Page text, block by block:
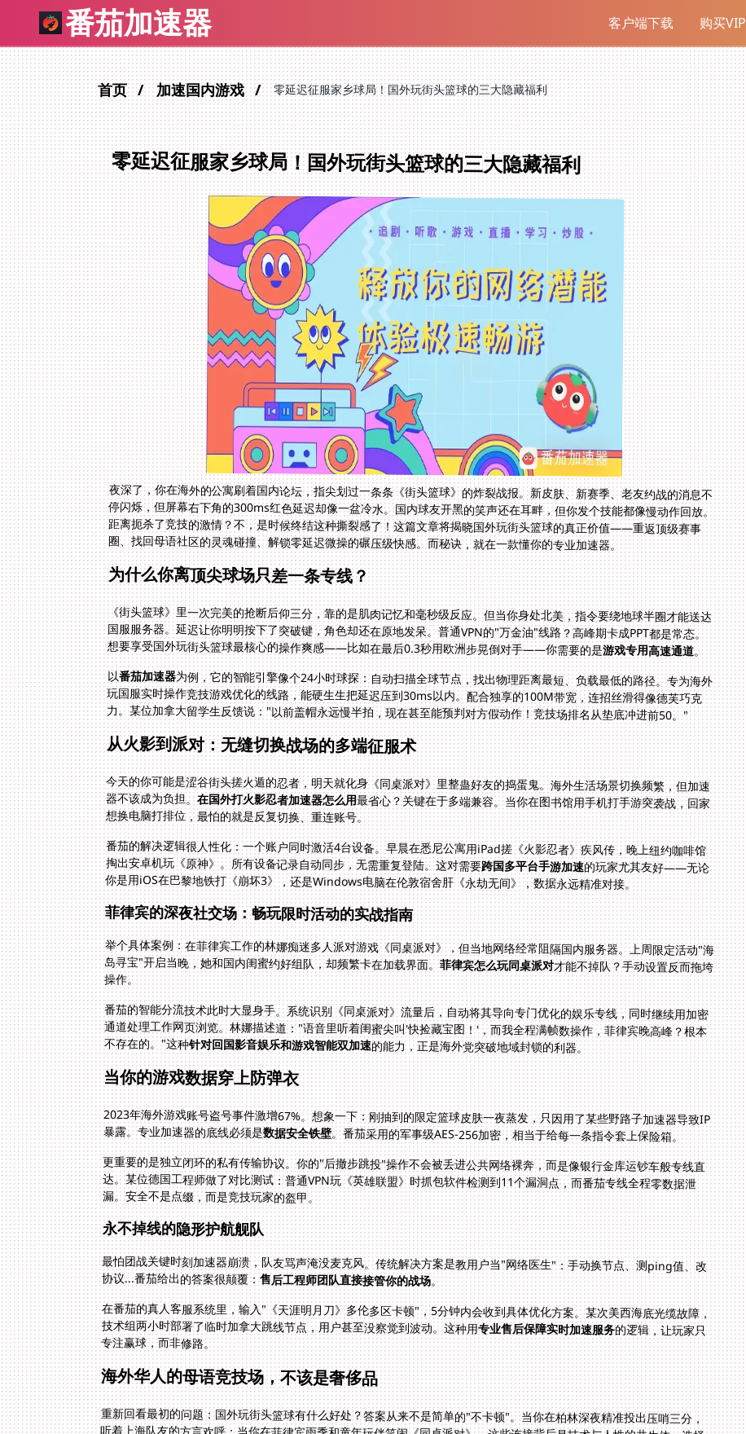
番茄加速器 客户端下载 购买VIP
首页 加速国内游戏 零延迟征服家乡球局！国外玩街头篮球的三大隐藏福利
零延迟征服家乡球局！国外玩街头篮球的三大隐藏福利
夜深了，你在海外的公寓刷着国内论坛，指尖划过一条条《街头篮球》的炸裂战报。新皮肤、新赛季、老友约战的消息不
停闪烁，但屏幕右下角的300ms红色延迟却像一盆冷水。国内球友开黑的笑声还在耳畔，但你发个技能都像慢动作回放。
距离扼杀了竞技的激情？不，是时候终结这种撕裂感了！这篇文章将揭晓国外玩街头篮球的真正价值——重返顶级赛事
圈、找回母语社区的灵魂碰撞、解锁零延迟微操的碾压级快感。而秘诀，就在一款懂你的专业加速器。
为什么你离顶尖球场只差一条专线？
《街头篮球》里一次完美的抢断后仰三分，靠的是肌肉记忆和毫秒级反应。但当你身处北美，指令要绕地球半圈才能送达
国服服务器。延迟让你明明按下了突破键，角色却还在原地发呆。普通VPN的"万金油"线路？高峰期卡成PPT都是常态。
想要享受国外玩街头篮球最核心的操作爽感——比如在最后0.3秒用欧洲步晃倒对手——你需要的是游戏专用高速通道。
以番茄加速器为例，它的智能引擎像个24小时球探：自动扫描全球节点，找出物理距离最短、负载最低的路径。专为海外
玩国服实时操作竞技游戏优化的线路，能硬生生把延迟压到30ms以内。配合独享的100M带宽，连招丝滑得像德芙巧克
力。某位加拿大留学生反馈说："以前盖帽永远慢半拍，现在甚至能预判对方假动作！竞技场排名从垫底冲进前50。"
从火影到派对：无缝切换战场的多端征服术
今天的你可能是涩谷街头搓火遁的忍者，明天就化身《同桌派对》里整蛊好友的捣蛋鬼。海外生活场景切换频繁，但加速
器不该成为负担。在国外打火影忍者加速器怎么用最省心？关键在于多端兼容。当你在图书馆用手机打手游突袭战，回家
想换电脑打排位，最怕的就是反复切换、重连账号。
番茄的解决逻辑很人性化：一个账户同时激活4台设备。早晨在悉尼公寓用iPad搓《火影忍者》疾风传，晚上纽约咖啡馆
掏出安卓机玩《原神》。所有设备记录自动同步，无需重复登陆。这对需要跨国多平台手游加速的玩家尤其友好——无论
你是用iOS在巴黎地铁打《崩坏3》，还是Windows电脑在伦敦宿舍肝《永劫无间》，数据永远精准对接。
菲律宾的深夜社交场：畅玩限时活动的实战指南
举个具体案例：在菲律宾工作的林娜痴迷多人派对游戏《同桌派对》，但当地网络经常阻隔国内服务器。上周限定活动"海
岛寻宝"开启当晚，她和国内闺蜜约好组队，却频繁卡在加载界面。菲律宾怎么玩同桌派对才能不掉队？手动设置反而拖垮
操作。
番茄的智能分流技术此时大显身手。系统识别《同桌派对》流量后，自动将其导向专门优化的娱乐专线，同时继续用加密
通道处理工作网页浏览。林娜描述道："语音里听着闺蜜尖叫'快捡藏宝图！'，而我全程满帧数操作，菲律宾晚高峰？根本
不存在的。"这种针对回国影音娱乐和游戏智能双加速的能力，正是海外党突破地域封锁的利器。
当你的游戏数据穿上防弹衣
2023年海外游戏账号盗号事件激增67%。想象一下：刚抽到的限定篮球皮肤一夜蒸发，只因用了某些野路子加速器导致IP
暴露。专业加速器的底线必须是数据安全铁壁。番茄采用的军事级AES-256加密，相当于给每一条指令套上保险箱。
更重要的是独立闭环的私有传输协议。你的"后撤步跳投"操作不会被丢进公共网络裸奔，而是像银行金库运钞车般专线直
达。某位德国工程师做了对比测试：普通VPN玩《英雄联盟》时抓包软件检测到11个漏洞点，而番茄专线全程零数据泄
漏。安全不是点缀，而是竞技玩家的盔甲。
永不掉线的隐形护航舰队
最怕团战关键时刻加速器崩溃，队友骂声淹没麦克风。传统解决方案是教用户当"网络医生"：手动换节点、测ping值、改
协议...番茄给出的答案很颠覆：售后工程师团队直接接管你的战场。
在番茄的真人客服系统里，输入"《天涯明月刀》多伦多区卡顿"，5分钟内会收到具体优化方案。某次美西海底光缆故障，
技术组两小时部署了临时加拿大跳线节点，用户甚至没察觉到波动。这种用专业售后保障实时加速服务的逻辑，让玩家只
专注赢球，而非修路。
海外华人的母语竞技场，不该是奢侈品
重新回看最初的问题：国外玩街头篮球有什么好处？答案从来不是简单的"不卡顿"。当你在柏林深夜精准投出压哨三分，
听着上海队友的方言欢呼；当你在菲律宾雨季和童年玩伴笑闹《同桌派对》，这些连接背后是技术与人性的共生体。选择
专业加速器的本质，是选择不被距离剥夺的归属权。就像那个总在游戏里教你挡拆战术的老友说的："再远的球场，有网就